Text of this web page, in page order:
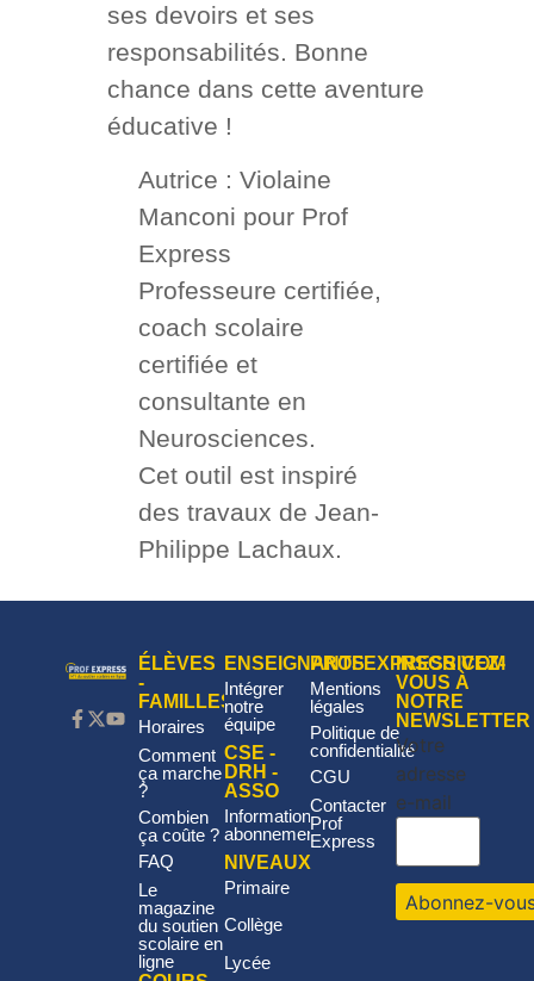
ses devoirs et ses
responsabilités. Bonne
chance dans cette aventure
éducative !
Autrice : Violaine
Manconi pour Prof
Express
Professeure certifiée,
coach scolaire
certifiée et
consultante en
Neurosciences.
Cet outil est inspiré
des travaux de Jean-
Philippe Lachaux.
ÉLÈVES
-
FAMILLES
Horaires
Comment
ça marche
?
Combien
ça coûte ?
FAQ
Le
magazine
du soutien
scolaire en
ligne
ENSEIGNANTS
Intégrer
notre
équipe
CSE -
DRH -
ASSO
Informations
abonnement
NIVEAUX
Primaire
Collège
Lycée
PROFEXPRESS.COM
Mentions
légales
Politique de
confidentialité
CGU
Contacter
Prof
Express
INSCRIVEZ-
VOUS À
NOTRE
NEWSLETTER
Votre
adresse
e-mail